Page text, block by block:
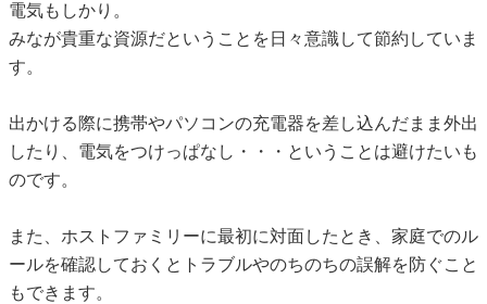
電気もしかり。
みなが貴重な資源だということを日々意識して節約していま
す。
出かける際に携帯やパソコンの充電器を差し込んだまま外出
したり、電気をつけっぱなし・・・ということは避けたいも
のです。
また、ホストファミリーに最初に対面したとき、家庭でのル
ールを確認しておくとトラブルやのちのちの誤解を防ぐこと
もできます。